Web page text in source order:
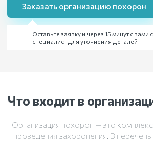
Заказать организацию похорон
Оставьте заявку и через 15 минут с вами
специалист для уточнения деталей
Что входит в
Организация похорон — это
проведения захоронения. В перечень